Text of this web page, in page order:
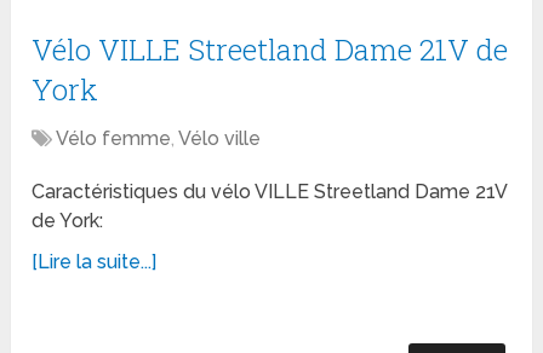
Vélo VILLE Streetland Dame 21V de
York
Vélo femme,Vélo ville
Caractéristiques du vélo VILLE Streetland Dame 21V
de York:
[Lire la suite...]